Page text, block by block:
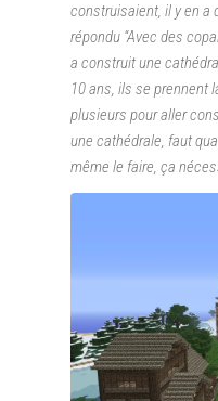
construisaient, il y en a
répondu “Avec des
a construit une
10 ans, ils se prennent
plusieurs pour aller
une cathédrale, faut
même le faire, ça